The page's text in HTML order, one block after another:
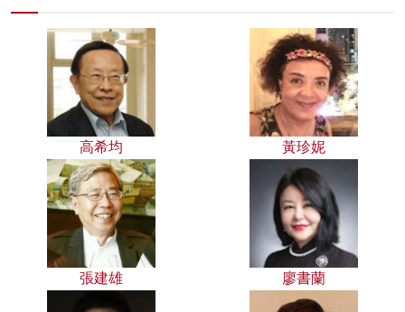
高希均 黃珍妮
張建雄 廖書蘭